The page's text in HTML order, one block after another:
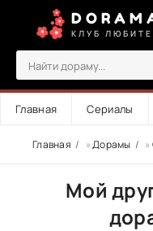
КЛУБ
Главная Сериалы
Главная »Дорамы »
Мой